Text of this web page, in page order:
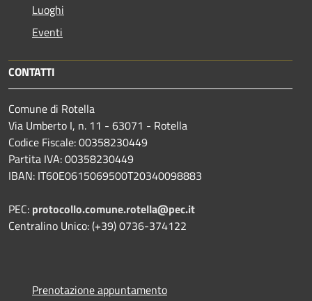
Luoghi
Eventi
CONTATTI
Comune di Rotella
Via Umberto I, n. 11 - 63071 - Rotella
Codice Fiscale: 00358230449
Partita IVA: 00358230449
IBAN: IT60E0615069500T20340098883
PEC: protocollo.comune.rotella@pec.it
Centralino Unico: (+39) 0736-374122
Prenotazione appuntamento